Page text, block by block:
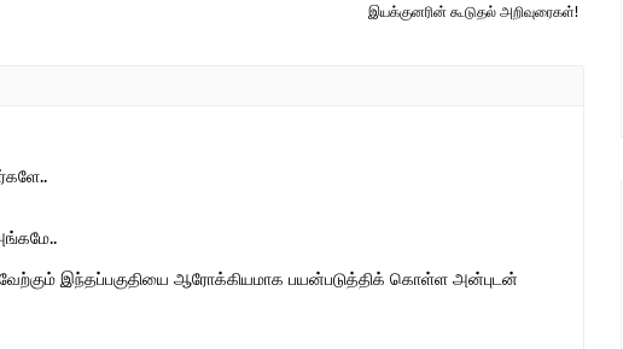
இயக்குனரின் கூடுதல் அறிவுரைகள்!
இந்தப்பகுதியை ஆரோக்கியமாக பயன்படுத்திக் கொள்ள அன்புடன்